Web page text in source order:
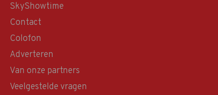
SkyShowtime
Contact
Colofon
Adverteren
Van onze partners
Veelgestelde vragen